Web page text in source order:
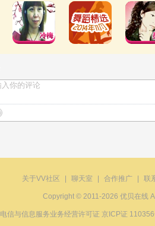
关于VV社区 聊天室 合作推广 联
Copyright © 2011-2026 优贝在线
电信与信息服务业务经营许可证 京ICP证